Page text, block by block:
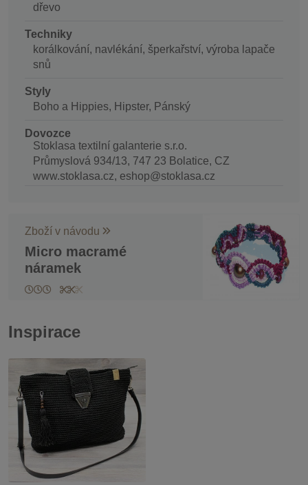
dřevo
Techniky
korálkování, navlékání, šperkařství, výroba lapače
snů
Styly
Boho a Hippies, Hipster, Pánský
Dovozce
Stoklasa textilní galanterie s.r.o.
Průmyslová 934/13, 747 23 Bolatice, CZ
www.stoklasa.cz, eshop@stoklasa.cz
Zboží v návodu
Micro macramé
náramek
Inspirace